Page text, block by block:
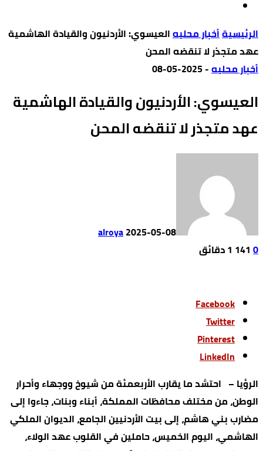
‫الرئيسية‬أخبار محليهالعيسوي: الأردنيون والقيادة الهاشمية
عهد متجذر لا تنقضه المحن
أخبار محليه-
2025-05-08
العيسوي: الأردنيون والقيادة الهاشمية
عهد متجذر لا تنقضه المحن
alroya2025-05-08
0
141 1 ‫دقائق‬
Facebook
Twitter
Pinterest
LinkedIn
الرؤيا – احتشد ما يقارب الأربعمئة من شيوخ ووجهاء وأحرار
الوطن، من مختلف محافظات المملكة، أبناء وبنات، جاءوا إلى
مضارب بني هاشم، إلى بيت الأردنيين الجامع، الديوان الملكي
الهاشمي، اليوم الخميس، حاملين في القلوب عهد الولاء،